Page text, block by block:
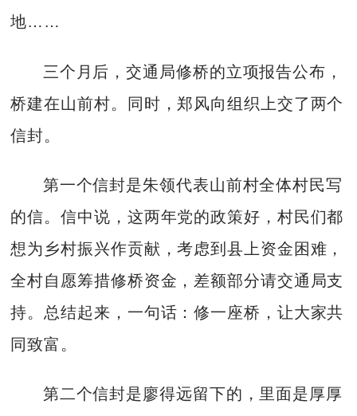
地……
三个月后，交通局修桥的立项报告公布，
桥建在山前村。同时，郑风向组织上交了两个
信封。
第一个信封是朱领代表山前村全体村民写
的信。信中说，这两年党的政策好，村民们都
想为乡村振兴作贡献，考虑到县上资金困难，
全村自愿筹措修桥资金，差额部分请交通局支
持。总结起来，一句话：修一座桥，让大家共
同致富。
第二个信封是廖得远留下的，里面是厚厚